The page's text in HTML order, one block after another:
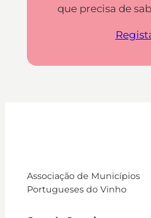
que precisa de
Associação de Municípios
Portugueses do Vinho